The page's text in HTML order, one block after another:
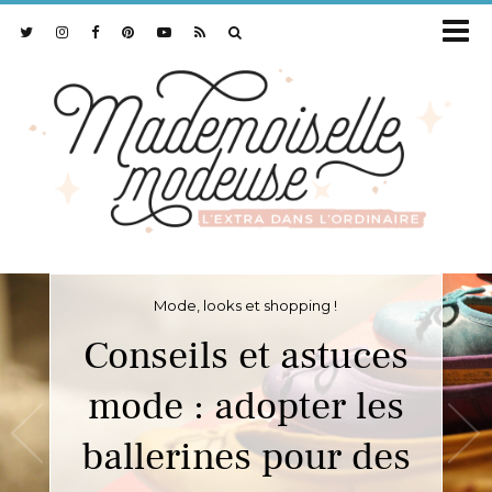
Mode, looks et shopping !
Quel débardeur
femme selon sa
morphologie ? Le
Mode, looks et shopping !
Conseils et astuces
mode : adopter les
ballerines pour des